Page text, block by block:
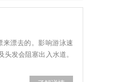
漂去的。影响游泳速
发会阻塞出入水道。